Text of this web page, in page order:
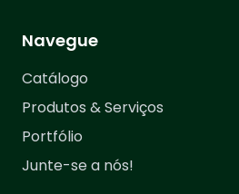
Navegue
Catálogo
Produtos & Serviços
Portfólio
Junte-se a nós!